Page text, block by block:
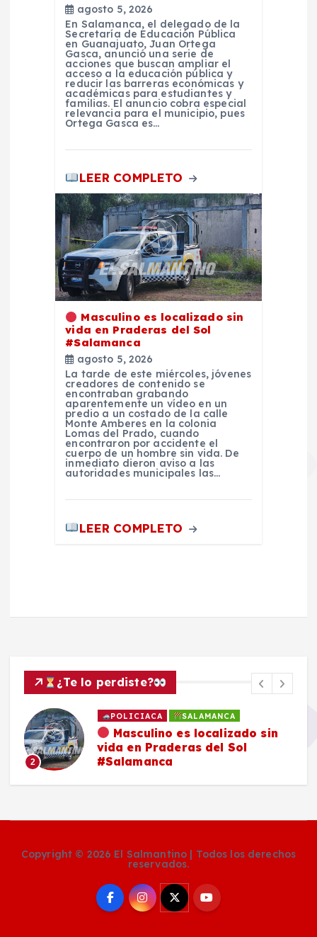
agosto 5, 2026
En Salamanca, el delegado de la
Secretaría de Educación Pública
en Guanajuato, Juan Ortega
Gasca, anunció una serie de
acciones que buscan ampliar el
acceso a la educación pública y
reducir las barreras económicas y
académicas para estudiantes y
familias. El anuncio cobra especial
relevancia para el municipio, pues
Ortega Gasca es…
LEER COMPLETO
Masculino es localizado sin
vida en Praderas del Sol
#Salamanca
agosto 5, 2026
La tarde de este miércoles, jóvenes
creadores de contenido se
encontraban grabando
aparentemente un vídeo en un
predio a un costado de la calle
Monte Amberes en la colonia
Lomas del Prado, cuando
encontraron por accidente el
cuerpo de un hombre sin vida. De
inmediato dieron aviso a las
autoridades municipales las…
LEER COMPLETO
¿Te lo perdiste?
2
POLICIACA SALAMANCA
Masculino es localizado sin
vida en Praderas del Sol
#Salamanca
Copyright © 2026 El Salmantino | Todos los derechos
reservados.